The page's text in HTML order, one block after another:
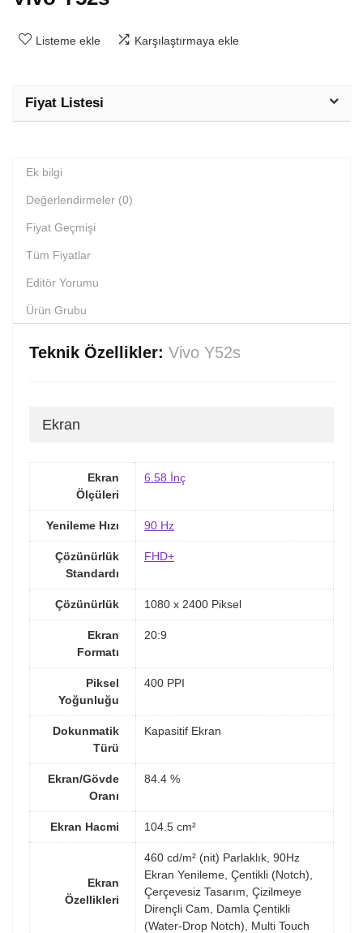
Listeme ekle Karşılaştırmaya ekle
Fiyat Listesi
Ek bilgi
Değerlendirmeler (0)
Fiyat Geçmişi
Tüm Fiyatlar
Editör Yorumu
Ürün Grubu
Teknik Özellikler: Vivo Y52s
Ekran
Ekran
Ölçüleri
6.58 İnç
Yenileme Hızı 90 Hz
Çözünürlük
Standardı
FHD+
Çözünürlük 1080 x 2400 Piksel
Ekran
Formatı
20:9
Piksel
Yoğunluğu
400 PPI
Dokunmatik
Türü
Kapasitif Ekran
Ekran/Gövde
Oranı
84.4 %
Ekran Hacmi 104.5 cm²
Ekran
Özellikleri
460 cd/m² (nit) Parlaklık, 90Hz
Ekran Yenileme, Çentikli (Notch),
Çerçevesiz Tasarım, Çizilmeye
Dirençli Cam, Damla Çentikli
(Water-Drop Notch), Multi Touch